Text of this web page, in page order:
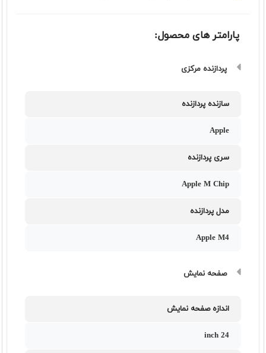
پارامتر های محصول:
پردازنده مرکزی
سازنده پردازنده
Apple
سری پردازنده
Apple M Chip
مدل پردازنده
Apple M4
صفحه نمایش
اندازه صفحه نمایش
24 inch